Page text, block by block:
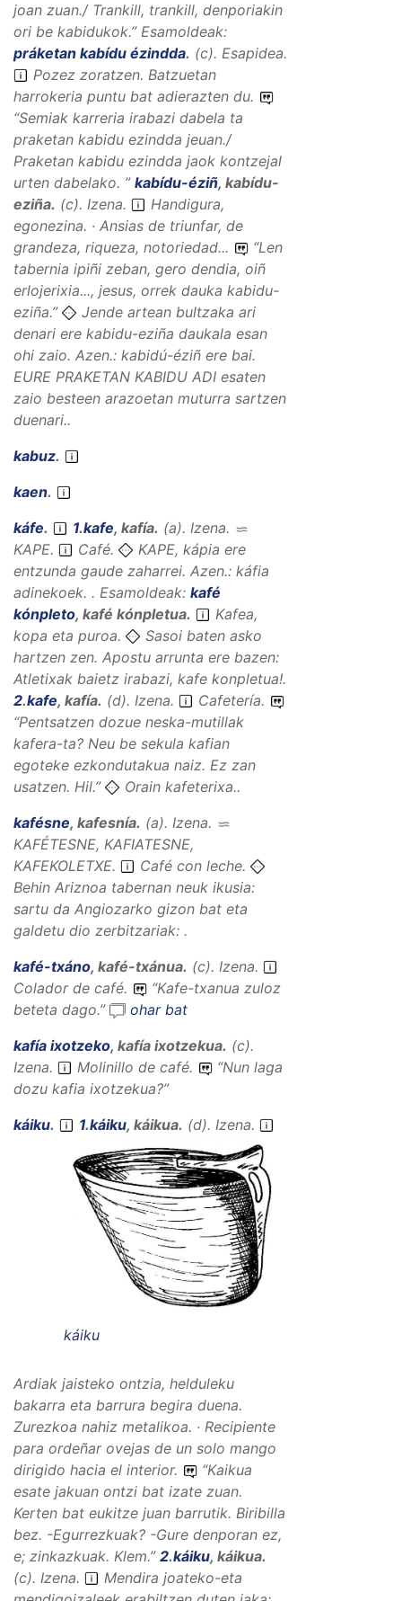
joan zuan./ Trankill, trankill, denporiakin
ori be kabidukok.” Esamoldeak:
práketan kabídu ézindda. (c). Esapidea.
Pozez zoratzen. Batzuetan
harrokeria puntu bat adierazten du.
“Semiak karreria irabazi dabela ta
praketan kabidu ezindda jeuan./
Praketan kabidu ezindda jaok kontzejal
urten dabelako. ” kabídu-éziñ, kabídu-
eziña. (c). Izena.
Handigura,
egonezina. · Ansias de triunfar, de
grandeza, riqueza, notoriedad...
“Len
tabernia ipiñi zeban, gero dendia, oiñ
erlojerixia..., jesus, orrek dauka kabidu-
eziña.”
Jende artean bultzaka ari
denari ere kabidu-eziña daukala esan
ohi zaio. Azen.: kabidú-éziñ ere bai.
EURE PRAKETAN KABIDU ADI esaten
zaio besteen arazoetan muturra sartzen
duenari..
kabuz.
kaen.
káfe. 1.kafe, kafía. (a). Izena.
KAPE. Café.
KAPE, kápia ere
entzunda gaude zaharrei. Azen.: káfia
adinekoek. . Esamoldeak: kafé
kónpleto, kafé kónpletua.
Kafea,
kopa eta puroa.
Sasoi baten asko
hartzen zen. Apostu arrunta ere bazen:
Atletixak baietz irabazi, kafe konpletua!.
2.kafe, kafía. (d). Izena.
Cafetería.
“Pentsatzen dozue neska-mutillak
kafera-ta? Neu be sekula kafian
egoteke ezkondutakua naiz. Ez zan
usatzen. Hil.”
Orain kafeterixa..
kafésne, kafesnía. (a). Izena.
KAFÉTESNE, KAFIATESNE,
KAFEKOLETXE.
Café con leche.
Behin Ariznoa tabernan neuk ikusia:
sartu da Angiozarko gizon bat eta
galdetu dio zerbitzariak: .
kafé-txáno, kafé-txánua. (c). Izena.
Colador de café.
“Kafe-txanua zuloz
beteta dago.”
ohar bat
kafía ixotzeko, kafía ixotzekua. (c).
Izena. Molinillo de café. “Nun laga
dozu kafia ixotzekua?”
káiku.
káiku
1.káiku, káikua. (d). Izena.
Ardiak jaisteko ontzia, helduleku
bakarra eta barrura begira duena.
Zurezkoa nahiz metalikoa. · Recipiente
para ordeñar ovejas de un solo mango
dirigido hacia el interior.
“Kaikua
esate jakuan ontzi bat izate zuan.
Kerten bat eukitze juan barrutik. Biribilla
bez. -Egurrezkuak? -Gure denporan ez,
e; zinkazkuak. Klem.” 2.káiku, káikua.
(c). Izena.
Mendira joateko-eta